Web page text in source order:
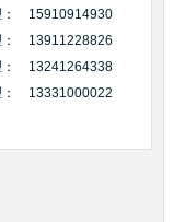
： 15910914930
： 13911228826
： 13241264338
： 13331000022